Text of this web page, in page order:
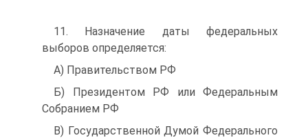
11. Назначение даты федеральных
выборов определяется:
A) Правительством РФ
Б) Президентом РФ или Федеральным
Собранием РФ
B) Государственной Думой Федерального